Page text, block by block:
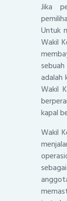
Jika
Untuk
Wakil
adalah
Wakil
kapal
Wakil